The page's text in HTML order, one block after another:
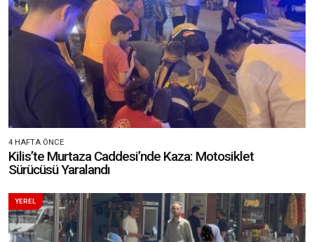
4 HAFTA ÖNCE
Kilis’te Murtaza Caddesi’nde Kaza: Motosiklet
Sürücüsü Yaralandı
YEREL